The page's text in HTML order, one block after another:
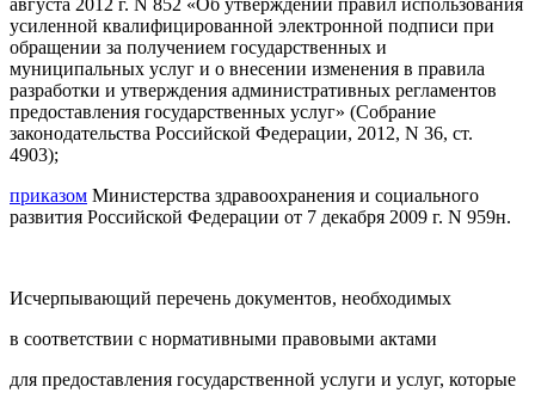
усиленной квалифицированной электронной подписи при
обращении за получением государственных и
муниципальных услуг и о внесении изменения в правила
разработки и утверждения административных регламентов
предоставления государственных услуг» (Собрание
законодательства Российской Федерации, 2012, N 36, ст.
4903);
приказом Министерства здравоохранения и социального
развития Российской Федерации от 7 декабря 2009 г. N 959н.
Исчерпывающий перечень документов, необходимых
в соответствии с нормативными правовыми актами
для предоставления государственной услуги и услуг, которые